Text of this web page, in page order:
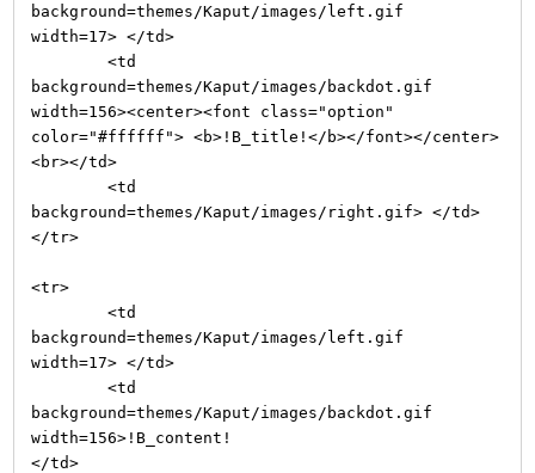
background=themes/Kaput/images/left.gif
width=17> </td>
<td
background=themes/Kaput/images/backdot.gif
width=156><center><font class="option"
color="#ffffff"> <b>!B_title!</b></font></center>
<br></td>
<td
background=themes/Kaput/images/right.gif> </td>
</tr>
<tr>
<td
background=themes/Kaput/images/left.gif
width=17> </td>
<td
background=themes/Kaput/images/backdot.gif
width=156>!B_content!
</td>